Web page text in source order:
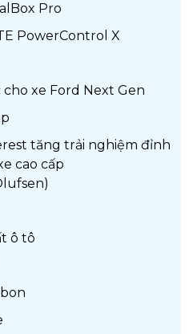
Pro
PowerControl X
xe Ford Next Gen
tăng trải nghiệm đỉnh
cao cấp
ô tô